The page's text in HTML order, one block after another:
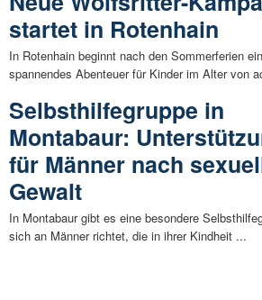
startet in Rotenhain
In Rotenhain beginnt nach den Sommerferien ein
spannendes Abenteuer für Kinder im Alter von
Selbsthilfegruppe in
Montabaur:
für Männer nach
Gewalt
In Montabaur gibt es eine besondere
sich an Männer richtet, die in ihrer Kindheit ...